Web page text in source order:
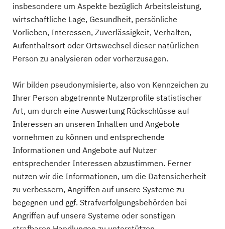
insbesondere um Aspekte bezüglich Arbeitsleistung,
wirtschaftliche Lage, Gesundheit, persönliche
Vorlieben, Interessen, Zuverlässigkeit, Verhalten,
Aufenthaltsort oder Ortswechsel dieser natürlichen
Person zu analysieren oder vorherzusagen.
Wir bilden pseudonymisierte, also von Kennzeichen zu
Ihrer Person abgetrennte Nutzerprofile statistischer
Art, um durch eine Auswertung Rückschlüsse auf
Interessen an unseren Inhalten und Angebote
vornehmen zu können und entsprechende
Informationen und Angebote auf Nutzer
entsprechender Interessen abzustimmen. Ferner
nutzen wir die Informationen, um die Datensicherheit
zu verbessern, Angriffen auf unsere Systeme zu
begegnen und ggf. Strafverfolgungsbehörden bei
Angriffen auf unsere Systeme oder sonstigen